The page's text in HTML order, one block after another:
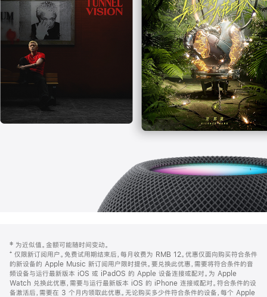
中
打
开)
页
页
脚
注
‡ 为近似值。金额可能随时间变动。
⁺ 仅限新订阅用户。免费试用期结束后，每月收费为 RMB 12。优惠仅面向购买符合条件
的新设备的 Apple Music 新订阅用户限时提供。要兑换此优惠，需要将符合条件的音
频设备与运行最新版本 iOS 或 iPadOS 的 Apple 设备连接或配对。为 Apple
Watch 兑换此优惠，需要与运行最新版本 iOS 的 iPhone 连接或配对。符合条件的设
备激活后，需要在 3 个月内领取此优惠。无论购买多少件符合条件的设备，每个 Apple